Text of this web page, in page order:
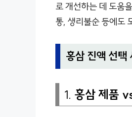
로 개선하는 데 도움
통, 생리불순 등에도
홍삼 진액 선택
1. 홍삼 제품